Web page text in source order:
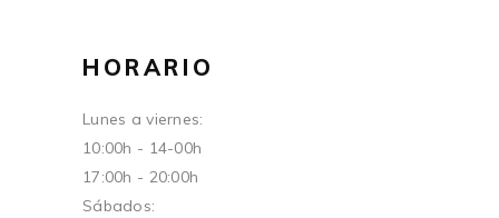
HORARIO
Lunes a viernes:
10:00h - 14-00h
17:00h - 20:00h
Sábados: